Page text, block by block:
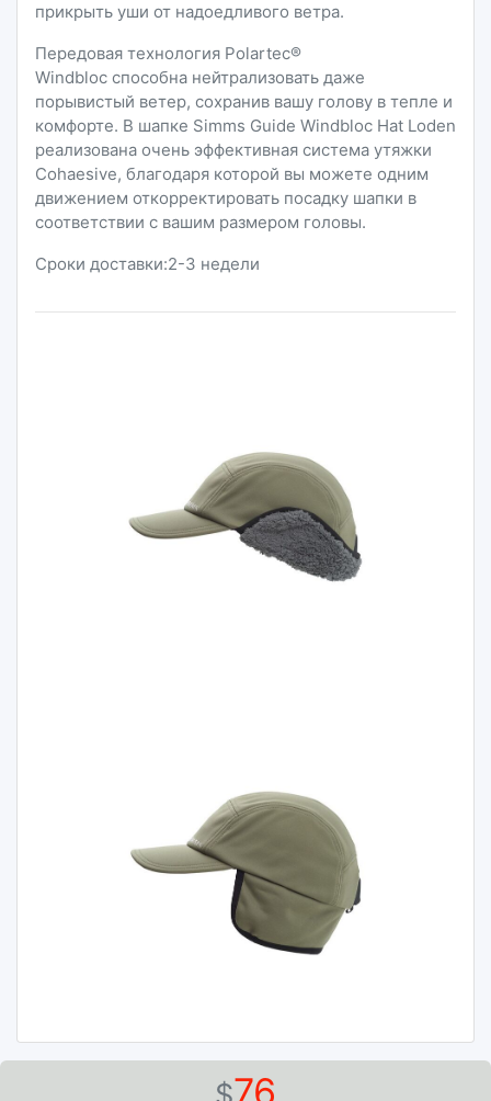
76
прикрыть уши от надоедливого ветра.
Передовая технология Polartec®
Windbloc способна нейтрализовать даже
порывистый ветер, сохранив вашу голову в тепле и
комфорте. В шапке Simms Guide Windbloc Hat Loden
реализована очень эффективная система утяжки
Cohaesive, благодаря которой вы можете одним
движением откорректировать посадку шапки в
соответствии с вашим размером головы.
Сроки доставки:2-3 недели